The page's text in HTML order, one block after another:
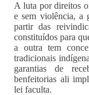
A luta por direitos
e sem violência, a
partir das
constituídos para
a outra tem
tradicionais
garantias de
benfeitorias ali
lei faculta.